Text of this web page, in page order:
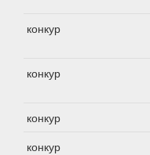
конкур
конкур
конкур
конкур